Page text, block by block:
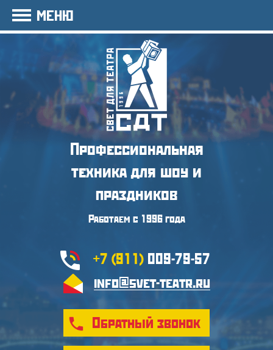
Профессиональная
техника для шоу и
праздников
Работаем с 1996 года
+7 (911) 009-79-57
info@svet-teatr.ru
Обратный звонок
МЕНЮ